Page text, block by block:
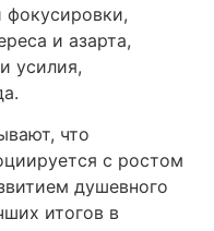
фокусировки,
и азарта,
усилия,
что
с ростом
душевного
итогов в